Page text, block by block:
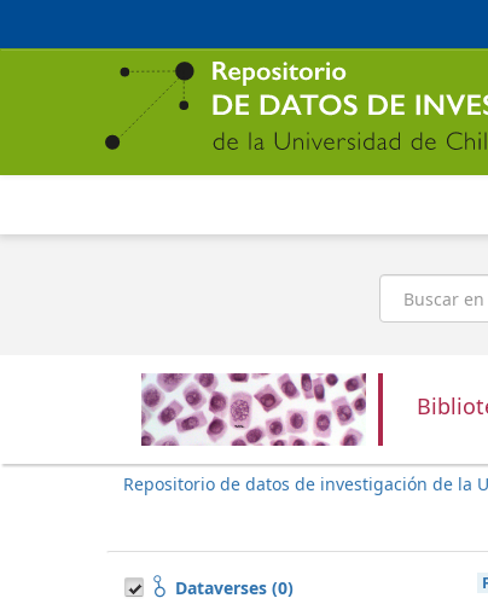
contenido
Buscar
Repositorio de datos de investigación de la
Dataverses (0)